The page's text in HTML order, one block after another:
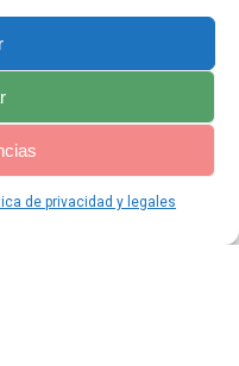
de privacidad y legales